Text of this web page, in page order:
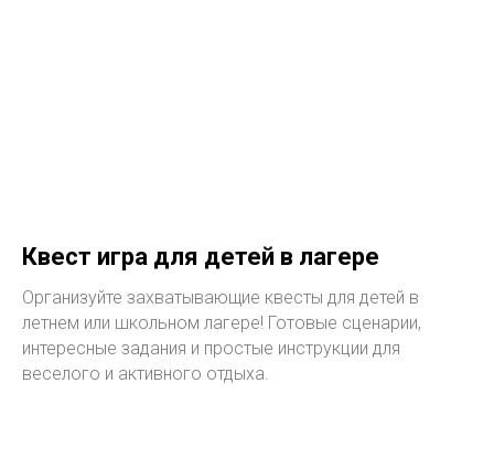
Квест игра для детей в лагере
Организуйте захватывающие квесты для детей в
летнем или школьном лагере! Готовые сценарии,
интересные задания и простые инструкции для
веселого и активного отдыха.